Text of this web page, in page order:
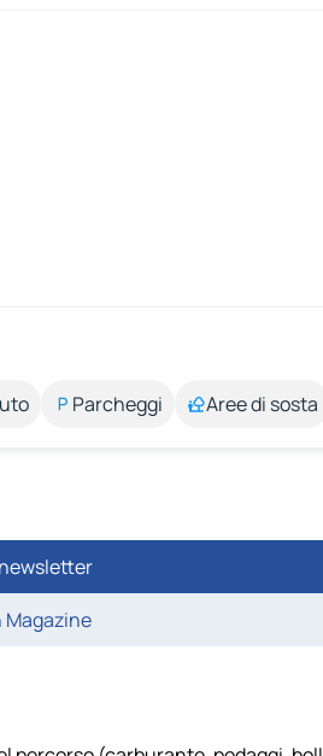
Parcheggi Aree di sosta